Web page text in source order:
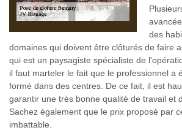
des
domaines qui doivent être clôturés de faire
qui est un paysagiste spécialiste de
il faut marteler le fait que le professionnel a
formé dans des centres. De ce fait, il est
garantir une très bonne qualité de travail et
Sachez également que le prix proposé par
imbattable.